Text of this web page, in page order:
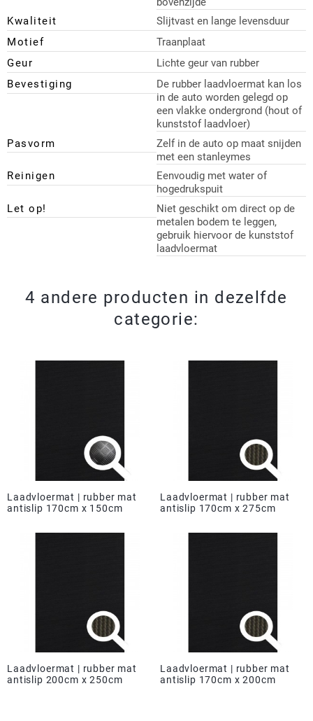
Kwaliteit
Slijtvast en lange levensduur
Motief
Traanplaat
Geur
Lichte geur van rubber
Bevestiging
De rubber laadvloermat kan los
in de auto worden gelegd op
een vlakke ondergrond (hout of
kunststof laadvloer)
Pasvorm
Zelf in de auto op maat snijden
met een stanleymes
Reinigen
Eenvoudig met water of
hogedrukspuit
Let op!
Niet geschikt om direct op de
metalen bodem te leggen,
gebruik hiervoor de kunststof
laadvloermat
4 andere producten in dezelfde
categorie:
Laadvloermat | rubber mat
antislip 170cm x 150cm
Laadvloermat | rubber mat
antislip 170cm x 275cm
Laadvloermat | rubber mat
antislip 200cm x 250cm
Laadvloermat | rubber mat
antislip 170cm x 200cm